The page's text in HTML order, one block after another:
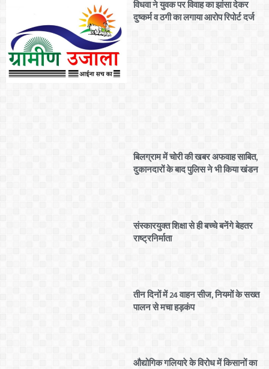
विधवा ने युवक पर विवाह का झांसा देकर
दुष्कर्म व ठगी का लगाया आरोप रिपोर्ट दर्ज
बिलग्राम में चोरी की खबर अफवाह साबित,
दुकानदारों के बाद पुलिस ने भी किया खंडन
संस्कारयुक्त शिक्षा से ही बच्चे बनेंगे बेहतर
राष्ट्रनिर्माता
तीन दिनों में 24 वाहन सीज, नियमों के सख्त
पालन से मचा हड़कंप
औद्योगिक गलियारे के विरोध में किसानों का